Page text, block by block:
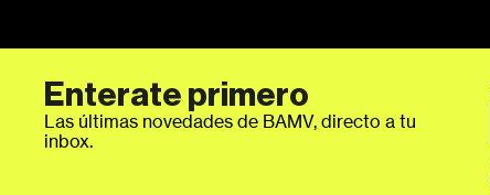
Enterate primero
Las últimas novedades de BAMV, directo a tu
inbox.